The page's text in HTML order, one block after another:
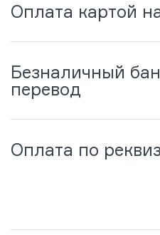
Оплата картой
Безналичный
перевод
Оплата по